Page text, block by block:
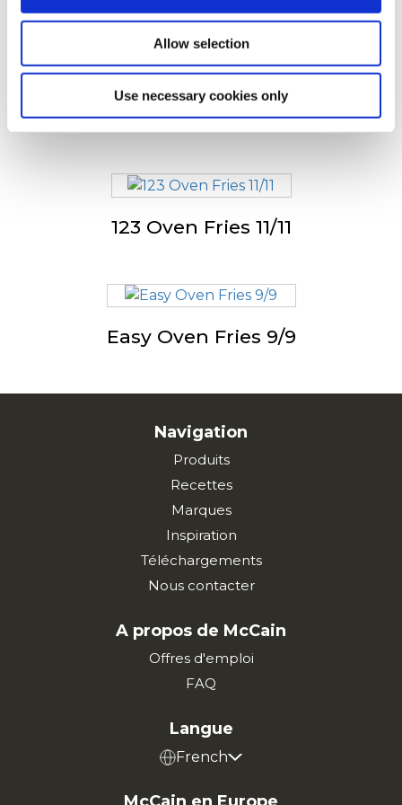
Allow selection
Use necessary cookies only
consulté
Easy Oven Potato Roty
123 Oven Fries 11/11
Easy Oven Fries 9/9
Navigation
Produits
Recettes
Marques
Inspiration
Téléchargements
Nous contacter
A propos de McCain
Offres d'emploi
FAQ
Langue
French